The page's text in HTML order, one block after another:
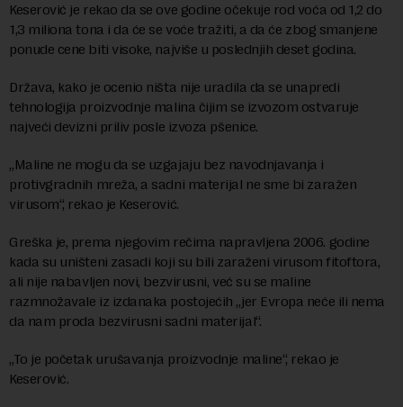
Keserović je rekao da se ove godine očekuje rod voća od 1,2 do
1,3 miliona tona i da će se voće tražiti, a da će zbog smanjene
ponude cene biti visoke, najviše u poslednjih deset godina.
Država, kako je ocenio ništa nije uradila da se unapredi
tehnologija proizvodnje malina čijim se izvozom ostvaruje
najveći devizni priliv posle izvoza pšenice.
„Maline ne mogu da se uzgajaju bez navodnjavanja i
protivgradnih mreža, a sadni materijal ne sme bi zaražen
virusom“, rekao je Keserović.
Greška je, prema njegovim rečima napravljena 2006. godine
kada su uništeni zasadi koji su bili zaraženi virusom fitoftora,
ali nije nabavljen novi, bezvirusni, već su se maline
razmnožavale iz izdanaka postojećih „jer Evropa neće ili nema
da nam proda bezvirusni sadni materijal“.
„To je početak urušavanja proizvodnje maline“, rekao je
Keserović.